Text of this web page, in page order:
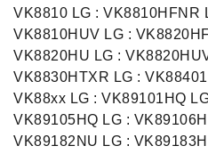
VK8810 LG : VK8810HFNR
VK8810HUV LG :
VK8820HU LG :
VK8830HTXR LG :
VK88xx LG : VK89101HQ
VK89105HQ LG :
VK89182NU LG :